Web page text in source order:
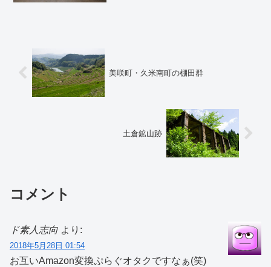
美咲町・久米南町の棚田群
土倉鉱山跡
コメント
ド素人志向 より:
2018年5月28日 01:54
お互いAmazon変換ぷらぐオタクですなぁ(笑)